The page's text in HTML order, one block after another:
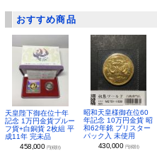
おすすめ商品
天皇陛下御在位十年
記念 1万円金貨プルー
フ貨+白銅貨 2枚組 平
成11年 完未品
458,000 円(税別)
昭和天皇様御在位60
年記念 10万円金貨 昭
和62年銘 ブリスター
パック入 未使用
430,000 円(税別)